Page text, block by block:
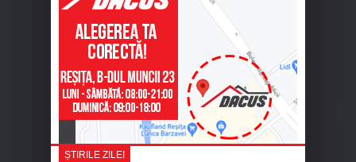
ȘTIRILE ZILEI